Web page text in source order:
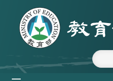
跳到主要內容區塊